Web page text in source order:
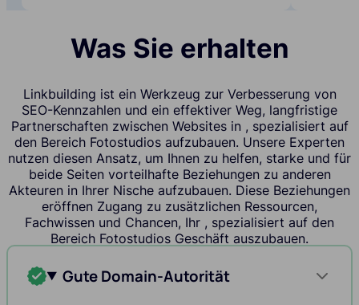
Was Sie erhalten
Linkbuilding ist ein Werkzeug zur Verbesserung von
SEO-Kennzahlen und ein effektiver Weg, langfristige
Partnerschaften zwischen Websites in , spezialisiert auf
den Bereich Fotostudios aufzubauen. Unsere Experten
nutzen diesen Ansatz, um Ihnen zu helfen, starke und für
beide Seiten vorteilhafte Beziehungen zu anderen
Akteuren in Ihrer Nische aufzubauen. Diese Beziehungen
eröffnen Zugang zu zusätzlichen Ressourcen,
Fachwissen und Chancen, Ihr , spezialisiert auf den
Bereich Fotostudios Geschäft auszubauen.
Gute Domain-Autorität